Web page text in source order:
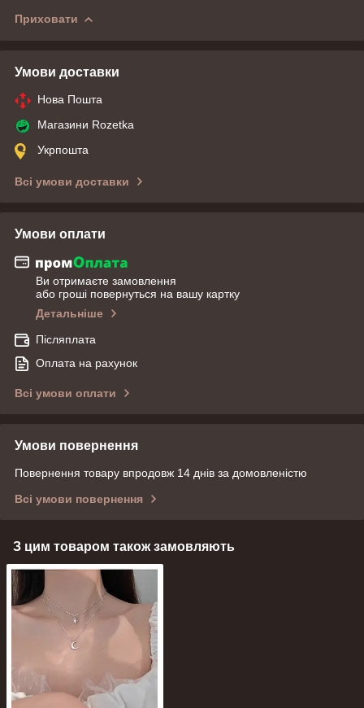
Приховати
Умови доставки
Нова Пошта
Магазини Rozetka
Укрпошта
Всі умови доставки
Умови оплати
Ви отримаєте замовлення
або гроші повернуться на вашу картку
Детальніше
Післяплата
Оплата на рахунок
Всі умови оплати
Умови повернення
Повернення товару впродовж 14 днів за домовленістю
Всі умови повернення
З цим товаром також замовляють